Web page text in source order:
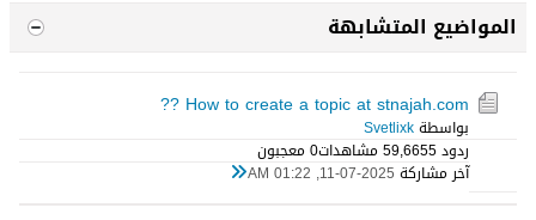
المواضيع المتشابهة
How to create a topic at stnajah.com ??
بواسطةSvetlixk
ردود 5 59,665 مشاهدات
0 معجبون
آخر مشاركة 11-07-2025, 01:22 AM